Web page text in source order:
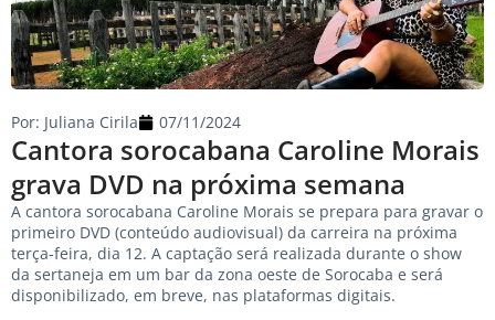
Cantora sorocabana Caroline Morais
grava DVD na próxima semana
Por: Juliana Cirila 07/11/2024
A cantora sorocabana Caroline Morais se prepara para gravar o
primeiro DVD (conteúdo audiovisual) da carreira na próxima
terça-feira, dia 12. A captação será realizada durante o show
da sertaneja em um bar da zona oeste de Sorocaba e será
disponibilizado, em breve, nas plataformas digitais.